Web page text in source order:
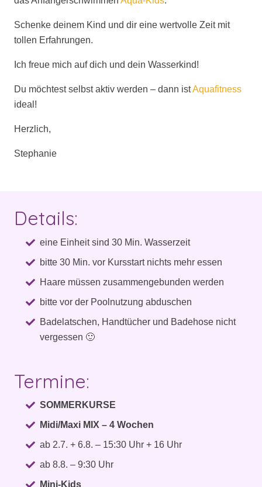
Schenke deinem Kind und dir eine wertvolle Zeit mit
tollen Erfahrungen.
Ich freue mich auf dich und dein Wasserkind!
Du möchtest selbst aktiv werden – dann istAquafitness
ideal!
Herzlich,
Stephanie
Details:
eine Einheit sind 30 Min. Wasserzeit
bitte 30 Min. vor Kursstart nichts mehr essen
Haare müssen zusammengebunden werden
bitte vor der Poolnutzung abduschen
Badelatschen, Handtücher und Badehose nicht
vergessen 🙂
Termine:
SOMMERKURSE
Midi/Maxi MIX – 4 Wochen
ab 2.7. + 6.8. – 15:30 Uhr + 16 Uhr
ab 8.8. – 9:30 Uhr
Mini-Kids